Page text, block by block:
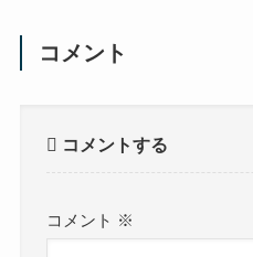
コメント
コメントする
コメント ※